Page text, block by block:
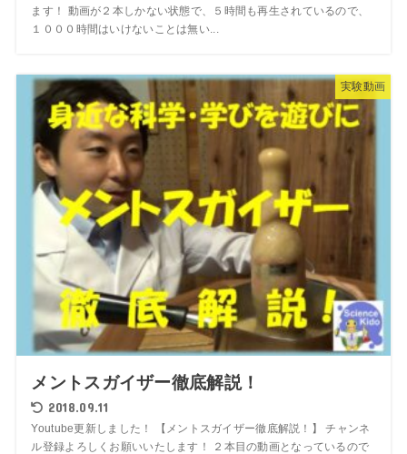
ます！ 動画が２本しかない状態で、５時間も再生されているので、
１０００時間はいけないことは無い...
実験動画
メントスガイザー徹底解説！
2018.09.11
Youtube更新しました！ 【メントスガイザー徹底解説！】 チャンネ
ル登録よろしくお願いいたします！ ２本目の動画となっているので